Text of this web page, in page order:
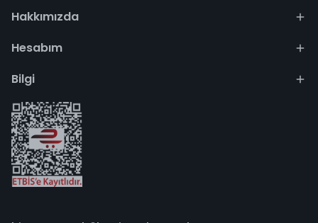
Hakkımızda
Hesabım
Bilgi